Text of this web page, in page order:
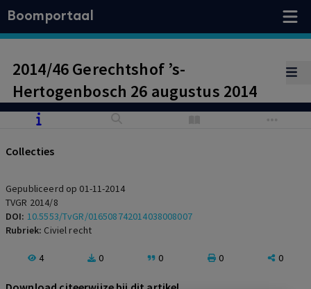
Boomportaal
2014/46 Gerechtshof ’s-
Hertogenbosch 26 augustus 2014
Collecties
Gepubliceerd op 01-11-2014
TVGR 2014/8
DOI: 10.5553/TvGR/016508742014038008007
Rubriek: Civiel recht
4 0 0 0 0